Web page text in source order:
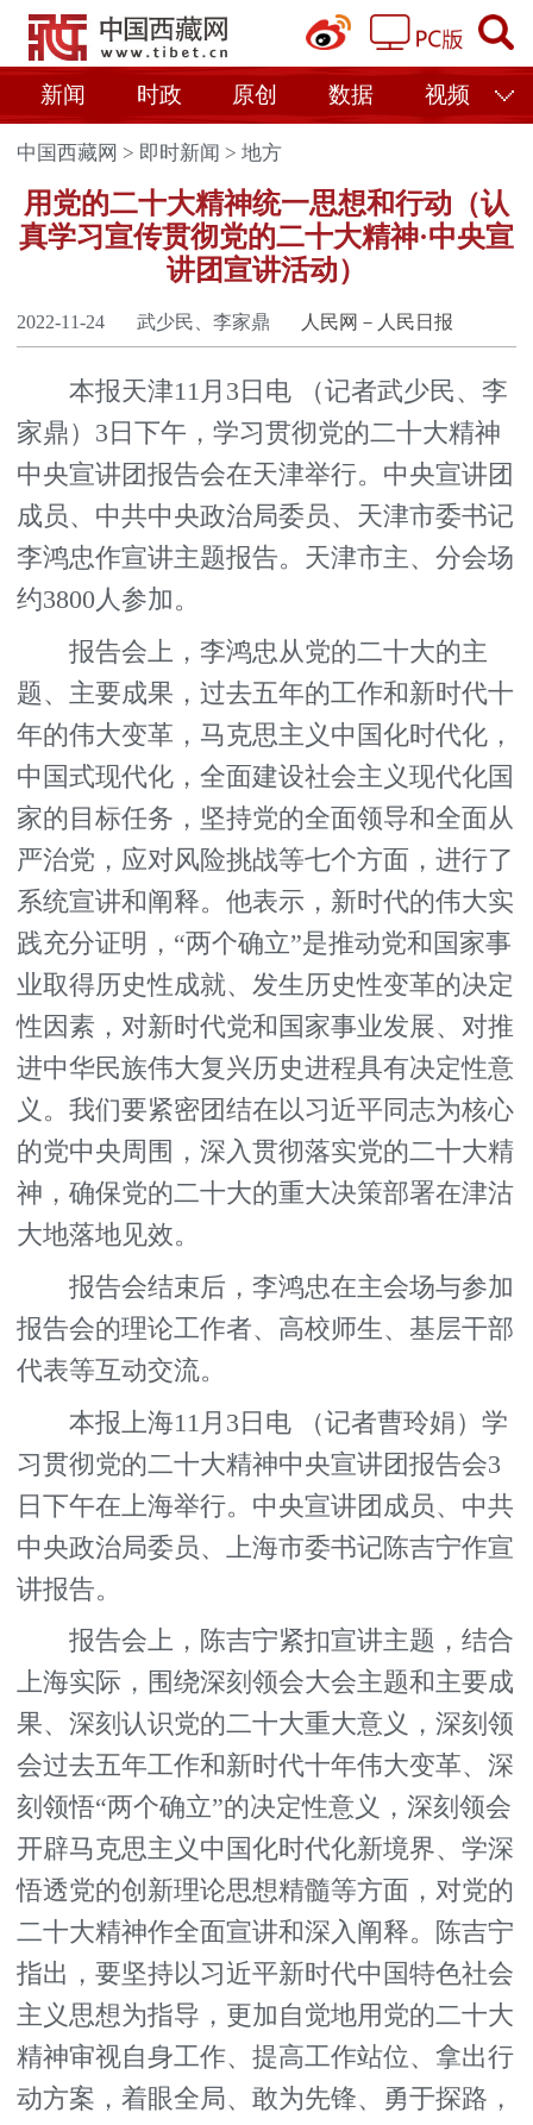
新闻 时政 原创 数据 视频
中国西藏网 > 即时新闻 >地方
用党的二十大精神统一思想和行动（认
真学习宣传贯彻党的二十大精神·中央宣
讲团宣讲活动）
2022-11-24 武少民、李家鼎 人民网－人民日报
本报天津11月3日电 （记者武少民、李
家鼎）3日下午，学习贯彻党的二十大精神
中央宣讲团报告会在天津举行。中央宣讲团
成员、中共中央政治局委员、天津市委书记
李鸿忠作宣讲主题报告。天津市主、分会场
约3800人参加。
报告会上，李鸿忠从党的二十大的主
题、主要成果，过去五年的工作和新时代十
年的伟大变革，马克思主义中国化时代化，
中国式现代化，全面建设社会主义现代化国
家的目标任务，坚持党的全面领导和全面从
严治党，应对风险挑战等七个方面，进行了
系统宣讲和阐释。他表示，新时代的伟大实
践充分证明，“两个确立”是推动党和国家事
业取得历史性成就、发生历史性变革的决定
性因素，对新时代党和国家事业发展、对推
进中华民族伟大复兴历史进程具有决定性意
义。我们要紧密团结在以习近平同志为核心
的党中央周围，深入贯彻落实党的二十大精
神，确保党的二十大的重大决策部署在津沽
大地落地见效。
报告会结束后，李鸿忠在主会场与参加
报告会的理论工作者、高校师生、基层干部
代表等互动交流。
本报上海11月3日电 （记者曹玲娟）学
习贯彻党的二十大精神中央宣讲团报告会3
日下午在上海举行。中央宣讲团成员、中共
中央政治局委员、上海市委书记陈吉宁作宣
讲报告。
报告会上，陈吉宁紧扣宣讲主题，结合
上海实际，围绕深刻领会大会主题和主要成
果、深刻认识党的二十大重大意义，深刻领
会过去五年工作和新时代十年伟大变革、深
刻领悟“两个确立”的决定性意义，深刻领会
开辟马克思主义中国化时代化新境界、学深
悟透党的创新理论思想精髓等方面，对党的
二十大精神作全面宣讲和深入阐释。陈吉宁
指出，要坚持以习近平新时代中国特色社会
主义思想为指导，更加自觉地用党的二十大
精神审视自身工作、提高工作站位、拿出行
动方案，着眼全局、敢为先锋、勇于探路，